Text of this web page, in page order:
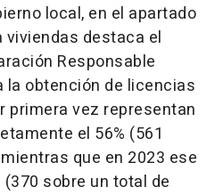
local, en el apartado
destaca el
Responsable
obtención de licencias
primera vez representan
el 56% (561
que en 2023 ese
sobre un total de